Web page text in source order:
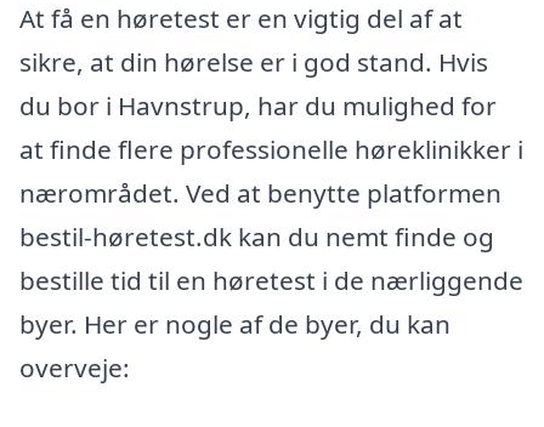
At få en høretest er en vigtig del af at
sikre, at din hørelse er i god stand. Hvis
du bor i Havnstrup, har du mulighed for
at finde flere professionelle høreklinikker i
nærområdet. Ved at benytte platformen
bestil-høretest.dk kan du nemt finde og
bestille tid til en høretest i de nærliggende
byer. Her er nogle af de byer, du kan
overveje: